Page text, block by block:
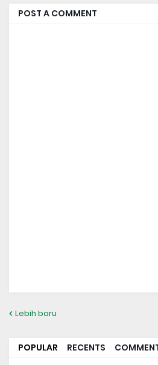
POST A COMMENT
Lebih baru
POPULAR RECENTS